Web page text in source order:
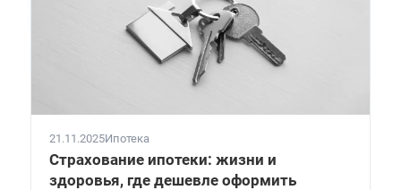
21.11.2025Ипотека
Страхование ипотеки: жизни и
здоровья, где дешевле оформить